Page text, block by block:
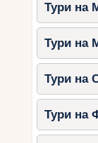
Тури на
Тури на
Тури на
Тури на